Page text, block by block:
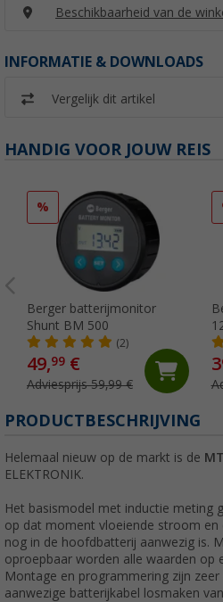
Beschikbaarheid van de
INFORMATIE & DOWNLOADS
Vergelijk dit artikel
HANDIG VOOR JOUW REIS
%
Berger batterijmonitor
Shunt BM 500
(2)
49,99 €
Adviesprijs 59,99 €
PRODUCTBESCHRIJVING
Helemaal nieuw op de markt is de
ELEKTRONIK.
Het basismodel met inductie meting
op dat moment vloeiende stroom en
nog in de hoofdbatterij aanwezig is.
oproepbaar worden alle waarden op
Montage en programmering zijn
aanwezige batterijkabel losmaken